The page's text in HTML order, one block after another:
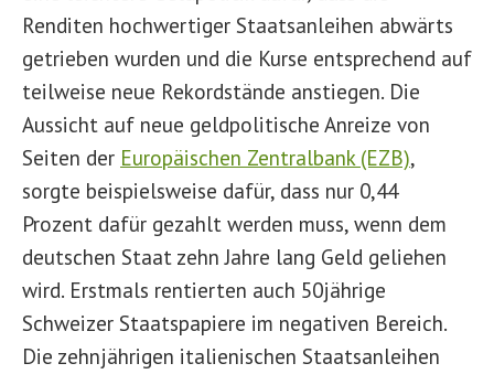
Renditen hochwertiger Staatsanleihen abwärts
getrieben wurden und die Kurse entsprechend auf
teilweise neue Rekordstände anstiegen. Die
Aussicht auf neue geldpolitische Anreize von
Seiten der Europäischen Zentralbank (EZB),
sorgte beispielsweise dafür, dass nur 0,44
Prozent dafür gezahlt werden muss, wenn dem
deutschen Staat zehn Jahre lang Geld geliehen
wird. Erstmals rentierten auch 50jährige
Schweizer Staatspapiere im negativen Bereich.
Die zehnjährigen italienischen Staatsanleihen